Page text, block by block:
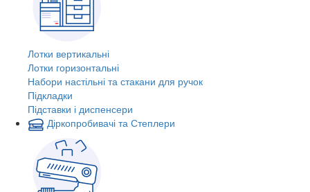
Лотки вертикальні
Лотки горизонтальні
Набори настільні та стакани для ручок
Підкладки
Підставки і диспенсери
Діркопробивачі та Степлери